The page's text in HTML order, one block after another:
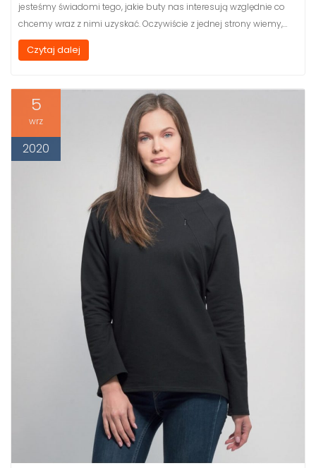
jesteśmy świadomi tego, jakie buty nas interesują względnie co
chcemy wraz z nimi uzyskać. Oczywiście z jednej strony wiemy,…
Czytaj dalej
5
wrz
2020